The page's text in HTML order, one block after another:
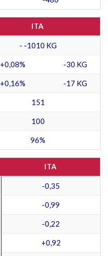
ITA
- -1010 KG
+0,08% -30 KG
+0,16% -17 KG
151
100
96%
ITA
-0,35
-0,99
-0,22
+0,92